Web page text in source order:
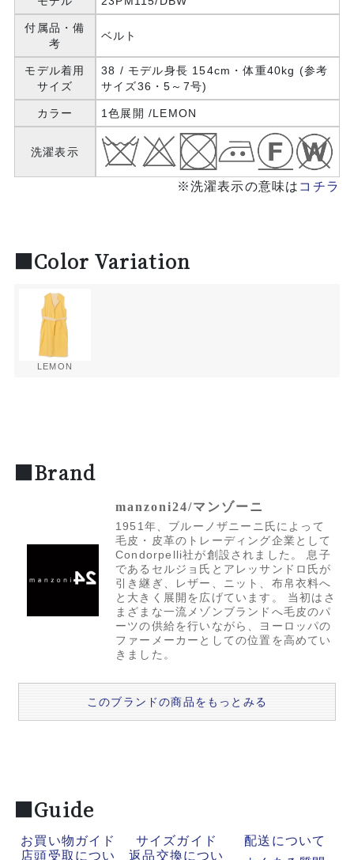
付属品・備
考
ベルト
モデル着用
サイズ
38 / モデル身長 154cm・体重40kg (参考
サイズ36・5～7号)
カラー 1色展開 /LEMON
洗濯表示
※洗濯表示の意味は コチラ
■Color Variation
LEMON
■Brand
manzoni24/マンゾーニ
1951年、ブルーノザニーニ氏によって
毛皮・皮革のトレーディング企業として
Condorpelli社が創設されました。 息子
であるセルジョ氏とアレッサンドロ氏が
引き継ぎ、レザー、ニット、布帛衣料へ
と大きく展開を広げています。 当初はさ
まざまな一流メゾンブランドへ毛皮のパ
ーツの供給を行いながら、ヨーロッパの
ファーメーカーとしての位置を高めてい
きました。
このブランドの商品をもっとみる
■Guide
お買い物ガイド サイズガイド
配送について
店頭受取につい
返品交換につい